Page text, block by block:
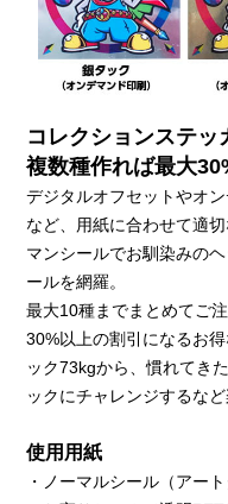
コレクションステッ
複数種作れば最大
デジタルオフセットやオ
など、用紙に合わせて適
マンシールでお馴染みの
ールを網羅。
最大10種までまとめてご
30%以上の割引になるお
ック73kgから、慣れてき
ックにチャレンジするな
使用用紙
・ノーマルシール（アート